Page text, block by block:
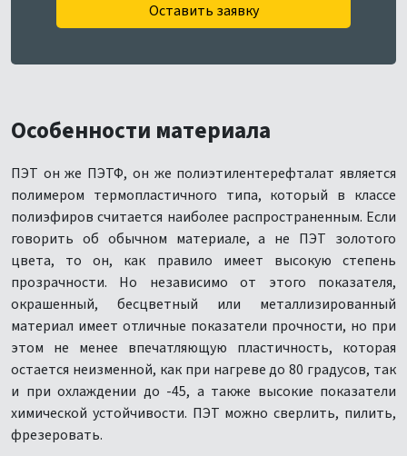
Оставить заявку
Особенности материала
ПЭТ он же ПЭТФ, он же полиэтилентерефталат является
полимером термопластичного типа, который в классе
полиэфиров считается наиболее распространенным. Если
говорить об обычном материале, а не ПЭТ золотого
цвета, то он, как правило имеет высокую степень
прозрачности. Но независимо от этого показателя,
окрашенный, бесцветный или металлизированный
материал имеет отличные показатели прочности, но при
этом не менее впечатляющую пластичность, которая
остается неизменной, как при нагреве до 80 градусов, так
и при охлаждении до -45, а также высокие показатели
химической устойчивости. ПЭТ можно сверлить, пилить,
фрезеровать.